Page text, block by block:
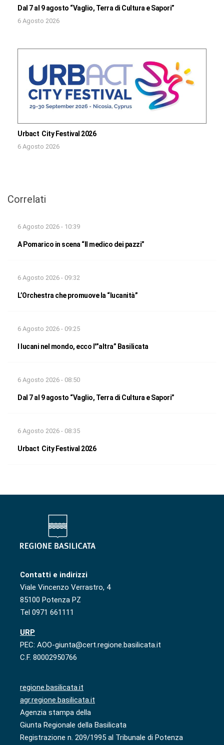
Dal 7 al 9 agosto “Vaglio, Terra di Cultura e Sapori”
6 Agosto 2026
Urbact City Festival 2026
6 Agosto 2026
Correlati
6 Agosto 2026 - 10:39
A Pomarico in scena “Il medico dei pazzi”
6 Agosto 2026 - 09:32
L’Orchestra che promuove la “lucanità”
6 Agosto 2026 - 09:25
I lucani nel mondo, ecco l'”altra” Basilicata
6 Agosto 2026 - 08:50
Dal 7 al 9 agosto “Vaglio, Terra di Cultura e Sapori”
6 Agosto 2026 - 08:35
Urbact City Festival 2026
Contatti e indirizzi
Viale Vincenzo Verrastro, 4
85100 Potenza PZ
Tel 0971 661111
URP
PEC: AOO-giunta@cert.regione.basilicata.it
C.F. 80002950766
regione.basilicata.it
agr.regione.basilicata.it
Agenzia stampa della
Giunta Regionale della Basilicata
Registrazione n. 209/1995 al Tribunale di Potenza